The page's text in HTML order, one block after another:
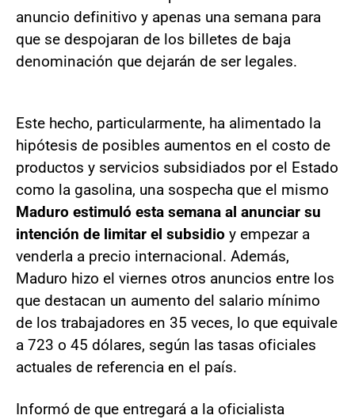
anuncio definitivo y apenas una semana para
que se despojaran de los billetes de baja
denominación que dejarán de ser legales.
Este hecho, particularmente, ha alimentado la
hipótesis de posibles aumentos en el costo de
productos y servicios subsidiados por el Estado
como la gasolina, una sospecha que el mismo
Maduro estimuló esta semana al anunciar su
intención de limitar el subsidio y empezar a
venderla a precio internacional. Además,
Maduro hizo el viernes otros anuncios entre los
que destacan un aumento del salario mínimo
de los trabajadores en 35 veces, lo que equivale
a 723 o 45 dólares, según las tasas oficiales
actuales de referencia en el país.
Informó de que entregará a la oficialista